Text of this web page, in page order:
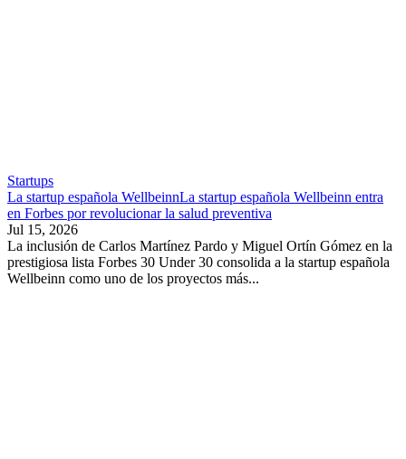
Startups
La startup española WellbeinnLa startup española Wellbeinn entra
en Forbes por revolucionar la salud preventiva
Jul 15, 2026
La inclusión de Carlos Martínez Pardo y Miguel Ortín Gómez en la
prestigiosa lista Forbes 30 Under 30 consolida a la startup española
Wellbeinn como uno de los proyectos más...